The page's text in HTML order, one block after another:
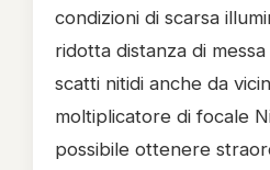
condizioni di scarsa
ridotta distanza di
scatti nitidi anche da
moltiplicatore di focale
possibile ottenere